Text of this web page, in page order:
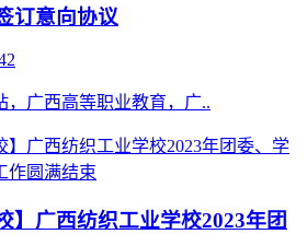
订意向协议
，广西高等职业教育，广..
】广西纺织工业学校2023年团